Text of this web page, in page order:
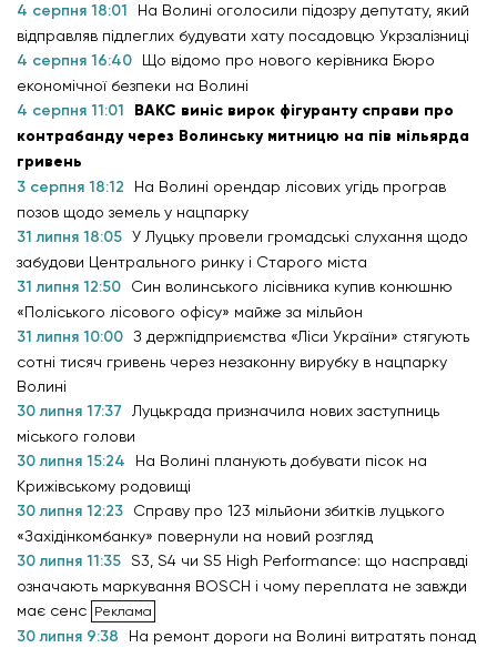
4 серпня 18:01
На Волині оголосили підозру депутату, який
відправляв підлеглих будувати хату посадовцю Укрзалізниці
4 серпня 16:40
Що відомо про нового керівника Бюро
економічної безпеки на Волині
4 серпня 11:01
ВАКС виніс вирок фігуранту справи про
контрабанду через Волинську митницю на пів мільярда
гривень
3 серпня 18:12
На Волині орендар лісових угідь програв
позов щодо земель у нацпарку
31 липня 18:05 У Луцьку провели громадські слухання щодо
забудови Центрального ринку і Старого міста
31 липня 12:50
Син волинського лісівника купив конюшню
«Поліського лісового офісу» майже за мільйон
31 липня 10:00 З держпідприємства «Ліси України» стягують
сотні тисяч гривень через незаконну вирубку в нацпарку
Волині
30 липня 17:37
Луцькрада призначила нових заступниць
міського голови
30 липня 15:24
На Волині планують добувати пісок на
Крижівському родовищі
30 липня 12:23
Справу про 123 мільйони збитків луцького
«Західінкомбанку» повернули на новий розгляд
30 липня 11:35 S3, S4 чи S5 High Performance: що насправді
означають маркування BOSCH і чому переплата не завжди
має сенс
30 липня 9:38
На ремонт дороги на Волині витратять понад